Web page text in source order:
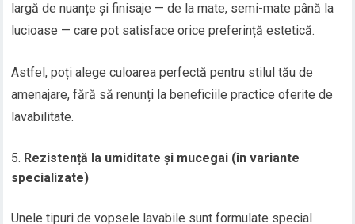
largă de nuanțe și finisaje — de la mate, semi-mate până la
lucioase — care pot satisface orice preferință estetică.
Astfel, poți alege culoarea perfectă pentru stilul tău de
amenajare, fără să renunți la beneficiile practice oferite de
lavabilitate.
Rezistență la umiditate și mucegai (în variante
specializate)
Unele tipuri de vopsele lavabile sunt formulate special